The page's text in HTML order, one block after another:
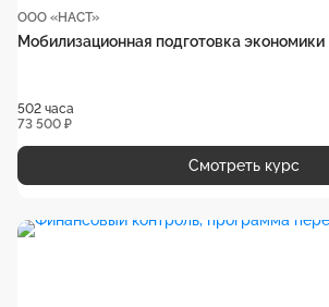
ООО «НАСТ»
Мобилизационная подготовка экономики
502 часа
73 500 ₽
Смотреть курс